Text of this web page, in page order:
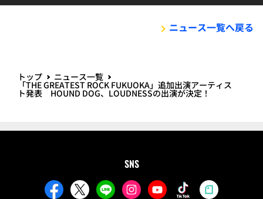
ニュース一覧へ戻る
トップ ニュース一覧
「THE GREATEST ROCK FUKUOKA」追加出演アーティス
ト発表 HOUND DOG、LOUDNESSの出演が決定！
SNS